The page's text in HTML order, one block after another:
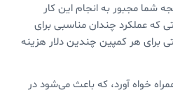
شما مجبور به انجام این کار
که عملکرد چندان مناسبی برای
برای هر کمپین چندین دلار هزینه
خواه آورد، که باعث می‌شود در